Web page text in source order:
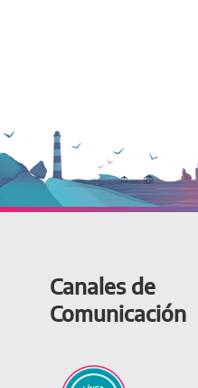
Canales de
Comunicación